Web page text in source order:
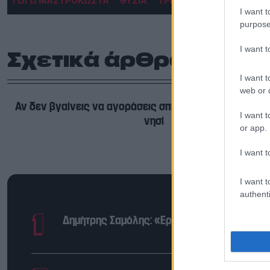
I want
I want
I want
web or
I want
or app.
I want
I want
Σχετικά άρθρα
Αν δεν βγαίνεις να αγοράσεις σπίτι, πάρε έστω ένα
νησί
Δημήτρης Σαμόλης: «Ερωτευμένος είμαι ο